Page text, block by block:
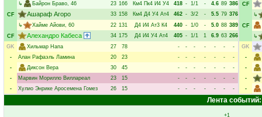
↳
Байрон Браво, 46 23 166 Км4 Пк4 И4 У4 418 - 1/1 - 4.6 89 386
CF
Ашараф Агоро 33 158 Км4 Д4 У4 Ат4 462 - 3/2 - 5.5 79 376
↳
Хайме Айови, 60 22 131 Д4 И4 Ат3 К4 440 - 1/0 - 5.0 88 389
CF
Алехандро Кабеса 34 175 Д4 И4 У4 Ат4 405 - 1/1 1 6.9 63 266
GK
Хильмар Напа 27 78 - - - - - -
-
-
Алан Рафаэль Ламина 20 23 - - - - - -
-
-
Диксон Вера 30 45 - - - - - -
-
-
Марвин Морилло Виллареал 23 15 - - - - - -
-
-
Хулио Энрике Аросемена Гомез 26 15 - - - - - - -
CF
↳
CF
↳
GK
-
-
-
-
Лента событий:
+1